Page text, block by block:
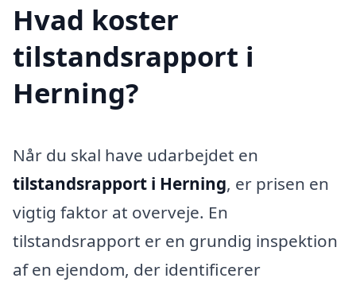
Hvad koster
tilstandsrapport i
Herning?
Når du skal have udarbejdet en
tilstandsrapport i Herning, er prisen en
vigtig faktor at overveje. En
tilstandsrapport er en grundig inspektion
af en ejendom, der identificerer